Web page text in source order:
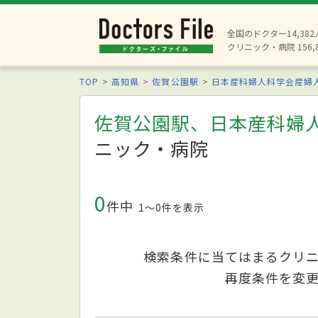
全国のドクター14,382
クリニック・病院
TOP 高知県 佐賀公園駅 日本産科婦人科学会産婦
佐賀公園駅、日本産科婦
ニック・病院
0件中 1〜0件を表示
検索条件に当てはまるクリ
再度条件を変